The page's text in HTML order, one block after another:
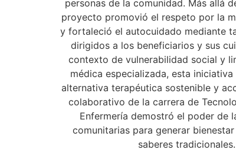
personas de la comunidad. Más allá
proyecto promovió el respeto por la
y fortaleció el autocuidado mediante
dirigidos a los beneficiarios y sus
contexto de vulnerabilidad social y
médica especializada, esta iniciativa
alternativa terapéutica sostenible y
colaborativo de la carrera de
Enfermería demostró el poder de
comunitarias para generar
saberes tradicionales.